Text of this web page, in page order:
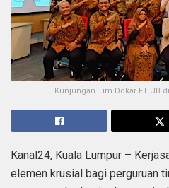
Kunjungan Tim Dokar FT UB
Kanal24, Kuala Lumpur –
elemen krusial bagi perguruan